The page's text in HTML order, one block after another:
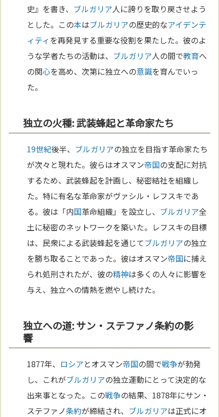
史』を書き、 ブルガリア人に誇りを取り戻させよう
とした。この本はブルガリアの歴史的なアイデンテ
ィティを再発見する重要な役割を果たした。彼のよ
うな学者たちの活動は、 ブルガリア人の間で教育へ
の関心を高め、次第に独立への意識を育んでいっ
た。
独立の火種: 武装蜂起と革命家たち
19世紀後半、 ブルガリアの独立を目指す革命家たち
が次々と現れた。彼らはオスマン帝国の支配に対抗
するため、武装蜂起を計画し、秘密結社を組織し
た。特に有名な革命家がヴァシル・レフスキであ
る。彼は「内国革命組織」を設立し、 ブルガリア全
土に秘密のネットワークを築いた。レフスキの目標
は、民衆による武装蜂起を通じてブルガリアの独立
を勝ち取ることであった。彼はオスマン帝国に捕え
られ処刑されたが、彼の精神は多くの人々に影響を
与え、独立への情熱を燃やし続けた。
独立への道: サン・ステファノ条約の影
響
1877年、 ロシアとオスマン帝国の間で戦争が勃発
し、これがブルガリアの独立運動にとって決定的な
出来事となった。この戦争の結果、1878年にサン・
ステファノ条約が締結され、 ブルガリアは正式にオ